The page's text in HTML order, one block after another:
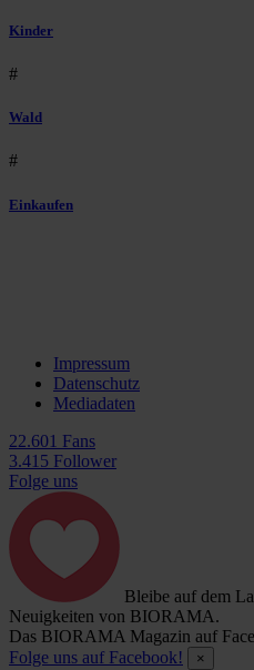
Kinder
#
Wald
#
Einkaufen
Impressum
Datenschutz
Mediadaten
22.601 Fans
3.415 Follower
Folge uns
Bleibe auf dem
Neuigkeiten von BIORAMA.
Das BIORAMA Magazin auf
Folge uns auf Facebook!
×